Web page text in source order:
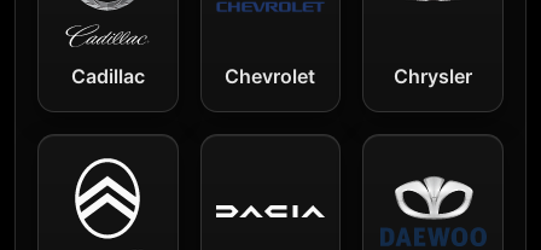
Cadillac Chevrolet Chrysler